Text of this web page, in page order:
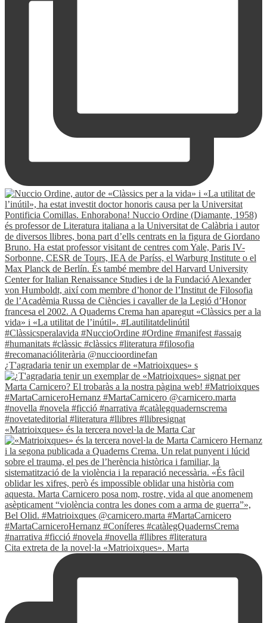
¿T'agradaria tenir un exemplar de «Matrioixques» s
«Matrioixques» és la tercera novel·la de Marta Car
Cita extreta de la novel·la «Matrioixques». Marta